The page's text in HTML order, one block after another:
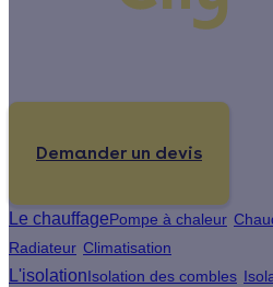
Demander un devis
Le chauffagePompe à chaleur
Radiateur Climatisation
L'isolationIsolation des combles